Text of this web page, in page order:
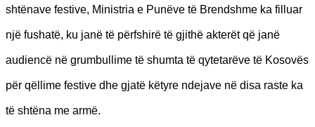
shtënave festive, Ministria e Punëve të Brendshme ka filluar
një fushatë, ku janë të përfshirë të gjithë akterët që janë
audiencë në grumbullime të shumta të qytetarëve të Kosovës
për qëllime festive dhe gjatë këtyre ndejave në disa raste ka
të shtëna me armë.